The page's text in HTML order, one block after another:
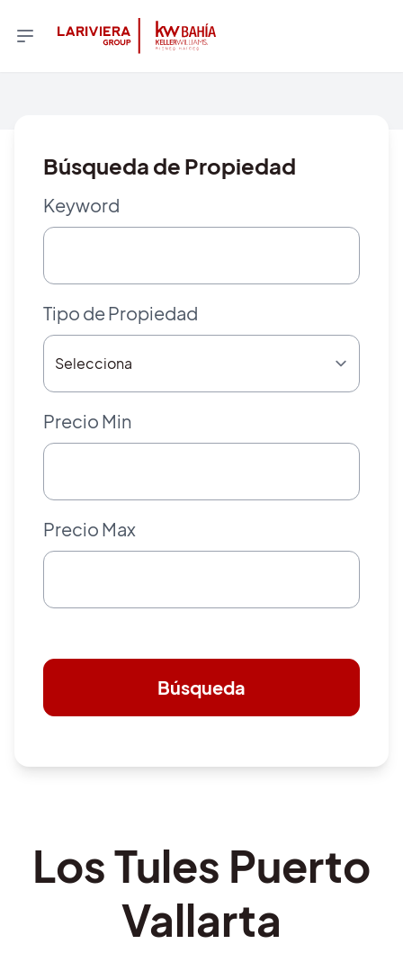
Búsqueda de Propiedad
Keyword
Tipo de Propiedad
Precio Min
Precio Max
Búsqueda
Los Tules Puerto
Vallarta